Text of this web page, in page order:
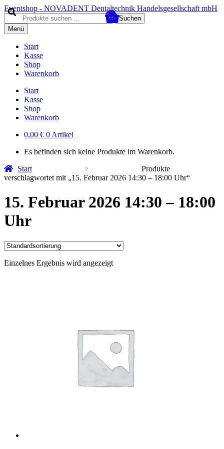
Zur
Navigation
springen
Zum
Inhalt
springen
Eventshop - NOVADENT Dentaltechnik Handelsgesellschaft mbH
Suche
nach:
Suchen
Menü
Start
Kasse
Shop
Warenkorb
Start
Kasse
Shop
Warenkorb
0,00 € 0 Artikel
Es befinden sich keine Produkte im Warenkorb.
Start
Produkte
verschlagwortet mit „15. Februar 2026 14:30 – 18:00 Uhr“
15. Februar 2026 14:30 – 18:00
Uhr
Einzelnes Ergebnis wird angezeigt